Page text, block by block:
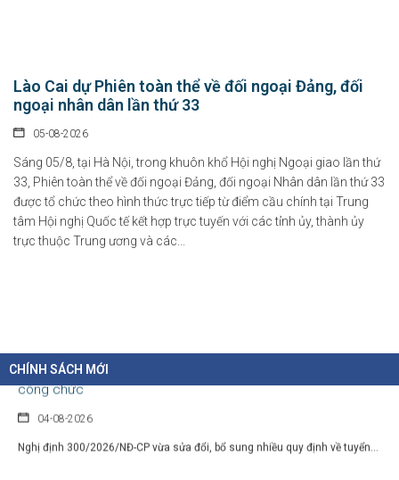
Lào Cai dự Phiên toàn thể về đối ngoại Đảng, đối
ngoại nhân dân lần thứ 33
05-08-2026
Sáng 05/8, tại Hà Nội, trong khuôn khổ Hội nghị Ngoại giao lần thứ
33, Phiên toàn thể về đối ngoại Đảng, đối ngoại Nhân dân lần thứ 33
được tổ chức theo hình thức trực tiếp từ điểm cầu chính tại Trung
tâm Hội nghị Quốc tế kết hợp trực tuyến với các tỉnh ủy, thành ủy
trực thuộc Trung ương và các...
CHÍNH SÁCH MỚI
06-08-2026
Thủ tướng Chính phủ vừa ban hành Chỉ thị số 31/CT-TTg ngày 5/8/2026 về
Chính sách cho người có uy tín trong vùng đồng bào dân tộc
thiểu số
05-08-2026
Hàng loạt quy định mới về tuyển dụng, xếp lương và bổ nhiệm
công chức
04-08-2026
Nghị định 300/2026/NĐ-CP vừa sửa đổi, bổ sung nhiều quy định về tuyển...